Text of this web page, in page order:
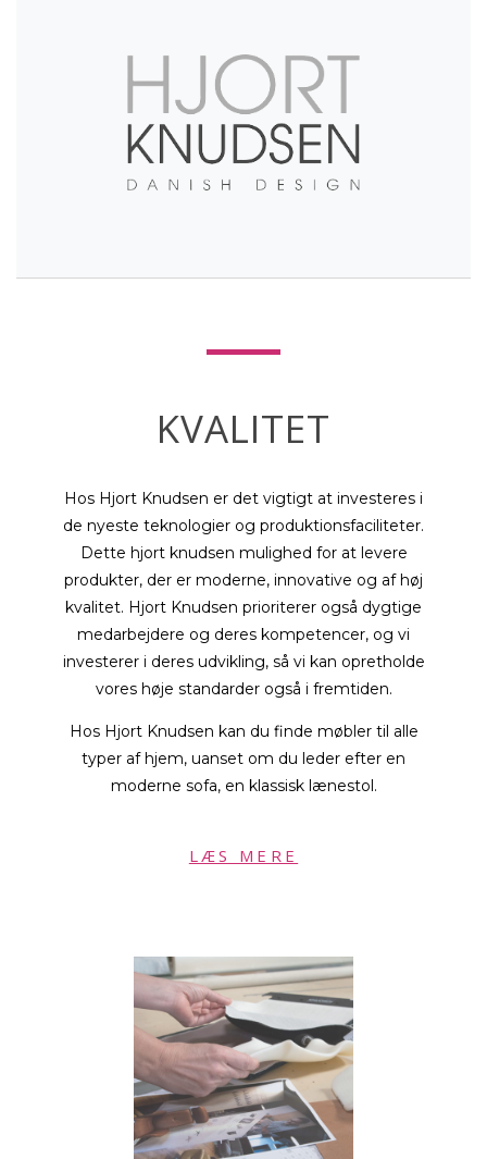
KVALITET
Hos Hjort Knudsen er det vigtigt at investeres i
de nyeste teknologier og produktionsfaciliteter.
Dette hjort knudsen mulighed for at levere
produkter, der er moderne, innovative og af høj
kvalitet. Hjort Knudsen prioriterer også dygtige
medarbejdere og deres kompetencer, og vi
investerer i deres udvikling, så vi kan opretholde
vores høje standarder også i fremtiden.
Hos Hjort Knudsen kan du finde møbler til alle
typer af hjem, uanset om du leder efter en
moderne sofa, en klassisk lænestol.
LÆS MERE